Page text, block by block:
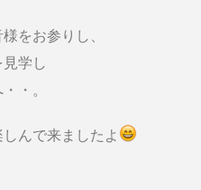
をお参りし、
学し
・。
んで来ましたよ